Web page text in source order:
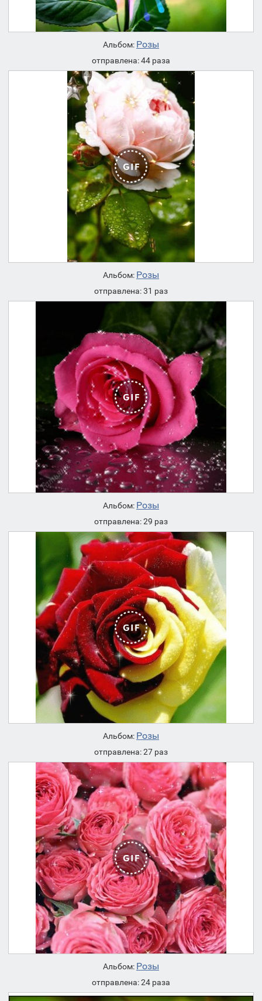
Альбом: Розы
отправлена: 44 раза
Альбом: Розы
отправлена: 31 раз
Альбом: Розы
отправлена: 29 раз
Альбом: Розы
отправлена: 27 раз
Альбом: Розы
отправлена: 24 раза